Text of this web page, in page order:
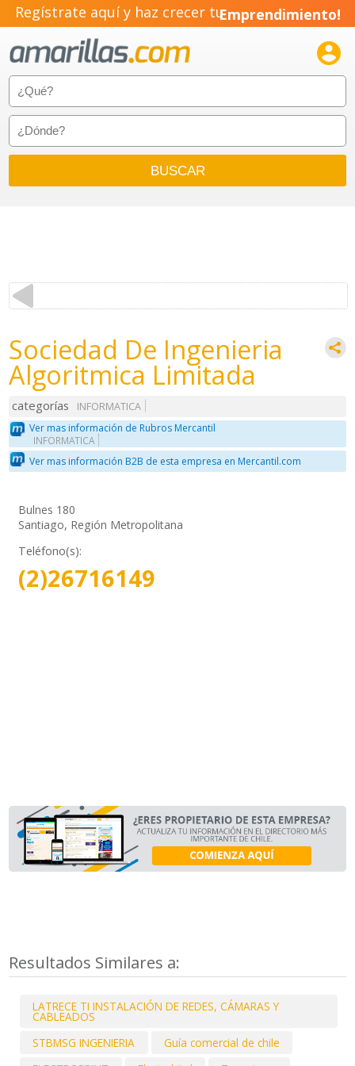
Regístrate aquí y haz crecer tuEmprendimiento!

Sociedad De Ingenieria
Algoritmica Limitada
categorías
INFORMATICA
Ver mas información de Rubros Mercantil
INFORMATICA
Ver mas información B2B de esta empresa en Mercantil.com
Bulnes 180
Santiago, Región Metropolitana
Teléfono(s):
(2)26716149
Resultados Similares a:
LATRECE TI INSTALACIÓN DE REDES, CÁMARAS Y
CABLEADOS
STBMSG INGENIERIA
Guía comercial de chile